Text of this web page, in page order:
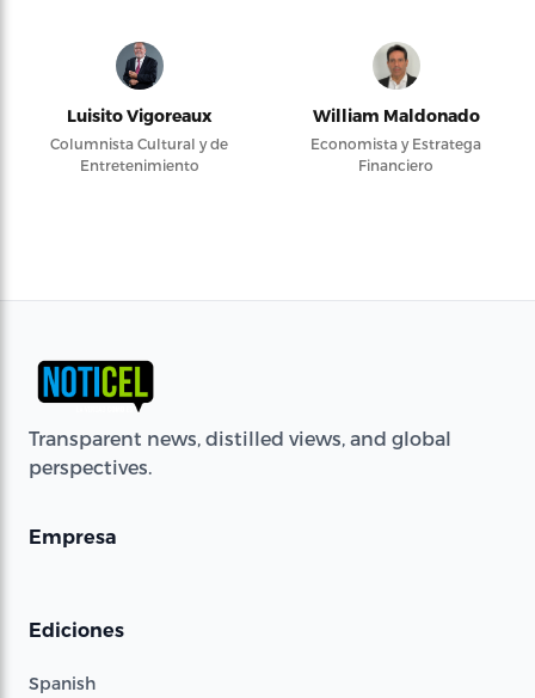
Luisito Vigoreaux
Columnista Cultural y de
Entretenimiento
William Maldonado
Economista y Estratega
Financiero
Transparent news, distilled views, and global
perspectives.
Empresa
Ediciones
Spanish